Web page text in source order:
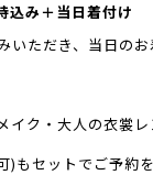
み＋当日着付け
いただき、当日の
ク・大人の衣裳
もセットでご予約